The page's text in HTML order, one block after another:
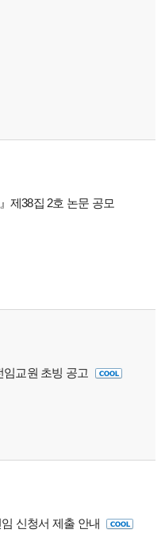
제38집 2호 논문 공모
교원 초빙 공고
신청서 제출 안내